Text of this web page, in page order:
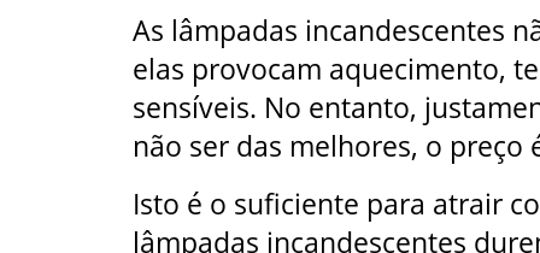
As lâmpadas incandescentes
elas provocam aquecimento,
sensíveis. No entanto,
não ser das melhores, o preço
Isto é o suficiente para atrair
lâmpadas incandescentes